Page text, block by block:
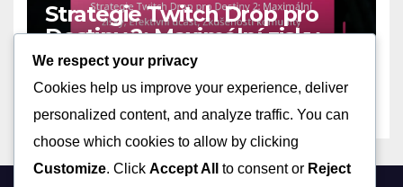
Strategie Twitch Drop pro
Destiny 2: Maximální zisky,
Efektivní účast, Zkušenosti
komunity
11/03/2026 MARCUS ALARIC
We respect your privacy
Cookies help us improve your experience, deliver
personalized content, and analyze traffic. You can
choose which cookies to allow by clicking
Customize. Click Accept All to consent or Reject